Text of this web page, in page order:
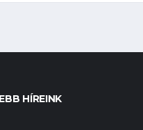
HÍREINK